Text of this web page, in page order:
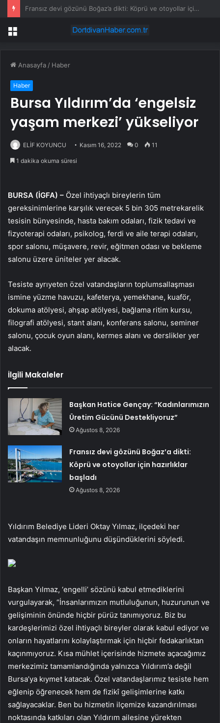
Kahramanmaraş’ta yeni sezon bal fiyatları belirlendi
Menü
Anasayfa / Haber
Haber
Bursa Yıldırım’da ‘engelsiz
yaşam merkezi’ yükseliyor
ELİF KOYUNCU Kasım 16, 2022 0 11
1 dakika okuma süresi
BURSA (İGFA) – Özel ihtiyaçlı bireylerin tüm
gereksinimlerine karşılık verecek 5 bin 305 metrekarelik
tesisin bünyesinde, hasta bakım odaları, fizik tedavi ve
fizyoterapi odaları, psikolog, ferdi ve aile terapi odaları,
spor salonu, müşavere, revir, eğitmen odası ve bekleme
salonu üzere üniteler yer alacak.
Tesiste ayrıyeten özel vatandaşların toplumsallaşması
ismine yüzme havuzu, kafeterya, yemekhane, kuaför,
dokuma atölyesi, ahşap atölyesi, bağlama ritim kursu,
filografi atölyesi, stant alanı, konferans salonu, seminer
salonu, çocuk oyun alanı, kermes alanı ve derslikler yer
alacak.
İlgili Makaleler
Başkan Hatice Gençay: “Kadınlarımızın
Üretim Gücünü Destekliyoruz”
Ağustos 8, 2026
Fransız devi gözünü Boğaz’a dikti:
Köprü ve otoyollar için hazırlıklar
başladı
Ağustos 8, 2026
Yıldırım Belediye Lideri Oktay Yılmaz, ilçedeki her
vatandaşın memnunluğunu düşündüklerini söyledi.
Başkan Yılmaz, ‘engelli’ sözünü kabul etmediklerini
vurgulayarak, “İnsanlarımızın mutluluğunun, huzurunun ve
gelişiminin önünde hiçbir pürüz tanımıyoruz. Biz bu
kardeşlerimizi özel ihtiyaçlı bireyler olarak kabul ediyor ve
onların hayatlarını kolaylaştırmak için hiçbir fedakarlıktan
kaçınmıyoruz. Kısa mühlet içerisinde hizmete açacağımız
merkezimiz tamamlandığında yalnızca Yıldırım’a değil
Bursa’ya kıymet katacak. Özel vatandaşlarımız tesiste hem
eğlenip öğrenecek hem de fizikî gelişimlerine katkı
sağlayacaklar. Ben bu hizmetin ilçemize kazandırılması
noktasında katkıları olan Yıldırım ailesine yürekten